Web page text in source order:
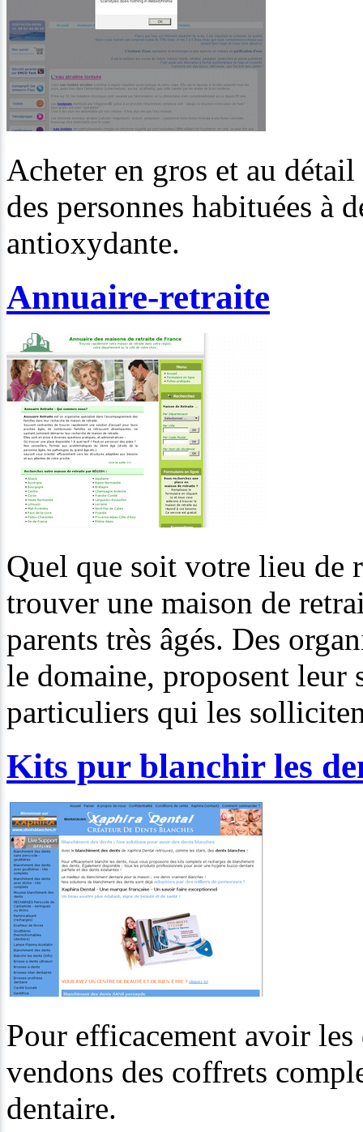
Acheter en gros et au
des personnes habituées à
antioxydante.
Annuaire-retraite
Quel que soit votre lieu de
trouver une maison de
parents très âgés. Des
le domaine, proposent leur
particuliers qui les
Kits pur blanchir les
Pour efficacement avoir
vendons des coffrets
dentaire.